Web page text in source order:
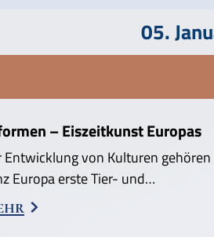
05.
– Eiszeitkunst Europas
Entwicklung von Kulturen
Europa erste Tier- und…